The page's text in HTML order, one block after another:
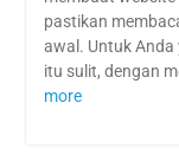
pastikan
awal. Untuk
itu sulit, dengan
more